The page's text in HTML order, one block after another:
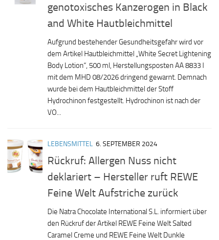
genotoxisches Kanzerogen in Black
and White Hautbleichmittel
Aufgrund bestehender Gesundheitsgefahr wird vor
dem Artikel Hautbleichmittel „White Secret Lightening
Body Lotion“, 500 ml, Herstellungsposten AA 8833 I
mit dem MHD 08/2026 dringend gewarnt. Demnach
wurde bei dem Hautbleichmittel der Stoff
Hydrochinon festgestellt. Hydrochinon ist nach der
VO...
LEBENSMITTEL 6. SEPTEMBER 2024
Rückruf: Allergen Nuss nicht
deklariert – Hersteller ruft REWE
Feine Welt Aufstriche zurück
Die Natra Chocolate International S.L. informiert über
den Rückruf der Artikel REWE Feine Welt Salted
Caramel Creme und REWE Feine Welt Dunkle